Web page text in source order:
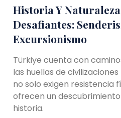
Historia Y
Desafiantes:
Excursionismo
Türkiye cuenta con
las huellas de
no solo exigen resistencia
ofrecen un
historia.